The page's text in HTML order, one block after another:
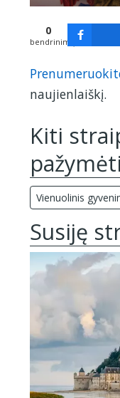
0
bendrinimų
naujienlaiškį.
Kiti
pažymėti
Vienuolinis
Susiję